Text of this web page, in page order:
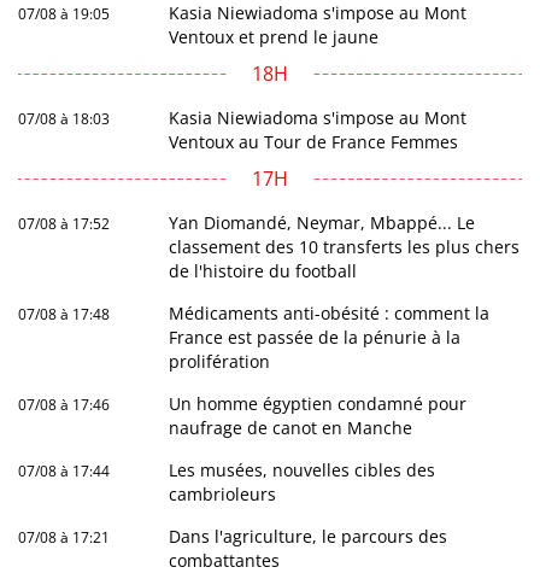
07/08 à 19:05
Kasia Niewiadoma s'impose au Mont
Ventoux et prend le jaune
18H
07/08 à 18:03
Kasia Niewiadoma s'impose au Mont
Ventoux au Tour de France Femmes
17H
07/08 à 17:52
Yan Diomandé, Neymar, Mbappé... Le
classement des 10 transferts les plus chers
de l'histoire du football
07/08 à 17:48
Médicaments anti-obésité : comment la
France est passée de la pénurie à la
prolifération
07/08 à 17:46
Un homme égyptien condamné pour
naufrage de canot en Manche
07/08 à 17:44
Les musées, nouvelles cibles des
cambrioleurs
07/08 à 17:21
Dans l'agriculture, le parcours des
combattantes